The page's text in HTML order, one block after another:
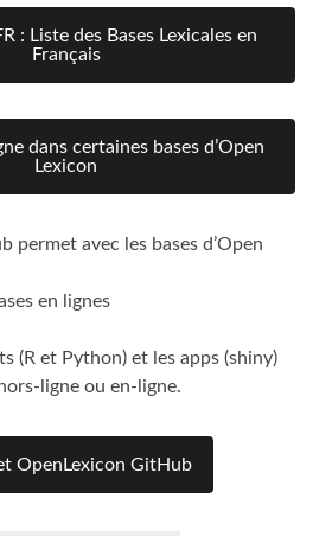
: Liste des Bases Lexicales en
Français
dans certaines bases d’Open
Lexicon
permet avec les bases d’Open
en lignes
(R et Python) et les apps (shiny)
ligne ou en-ligne.
OpenLexicon GitHub